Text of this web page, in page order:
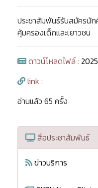
ประชาสัมพันธ์รับสมัครนั
คุ้มครองเด็กและเยาวชน
ดาวน์โหลดไฟล์ :
link :
อ่านแล้ว 65 ครั้ง
สื่อประชาสัมพันธ์
ข่าวบริการ